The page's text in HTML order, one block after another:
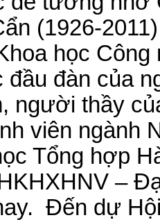
(1926-
học Công
đầu đàn của
người thầy
viên ngành
Tổng hợp
–
Đến dự